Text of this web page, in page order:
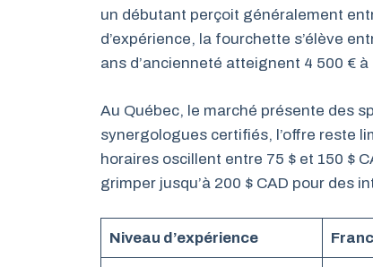
un débutant perçoit généralement
d’expérience, la fourchette s’élève
ans d’ancienneté atteignent 4 500 €
Au Québec, le marché présente des
synergologues certifiés, l’offre reste
horaires oscillent entre 75 $ et 150 $
grimper jusqu’à 200 $ CAD pour des
Niveau d’expérience